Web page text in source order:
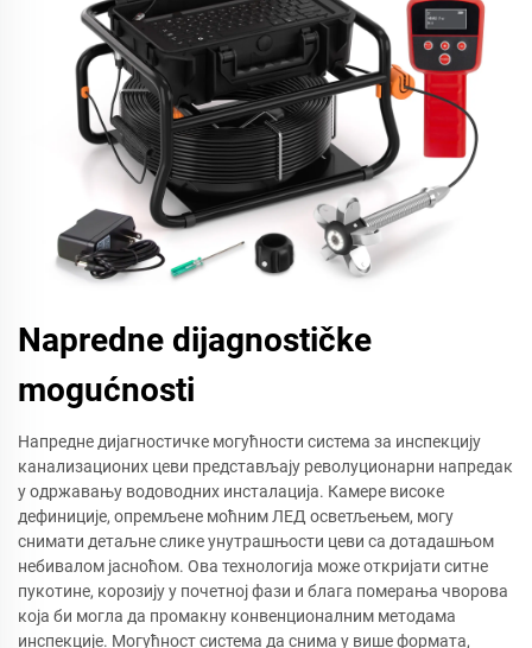
Napredne dijagnostičke
mogućnosti
Напредне дијагностичке могућности система за инспекцију
канализационих цеви представљају револуционарни напредак
у одржавању водоводних инсталација. Камере високе
дефиниције, опремљене моћним ЛЕД осветљењем, могу
снимати детаљне слике унутрашњости цеви са дотадашњом
небивалом јасноћом. Ова технологија може откријати ситне
пукотине, корозију у почетној фази и блага померања чворова
која би могла да промакну конвенционалним методама
инспекције. Могућност система да снима у више формата,